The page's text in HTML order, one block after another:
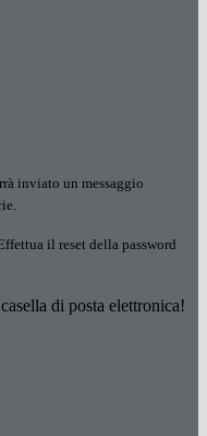
inviato un messaggio
il reset della password
di posta elettronica!